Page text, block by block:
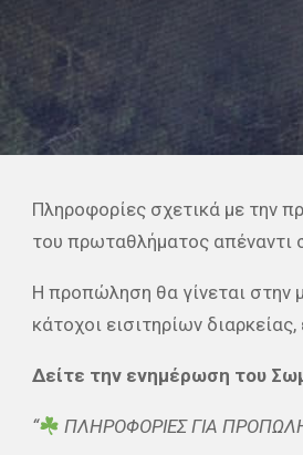
Πληροφορίες σχετικά με την
του πρωταθλήματος απέναντι
Η προπώληση θα γίνεται στην
κάτοχοι εισιτηρίων
Δείτε την ενημέρωση του
“ ΠΛΗΡΟΦΟΡΙΕΣ ΓΙΑ